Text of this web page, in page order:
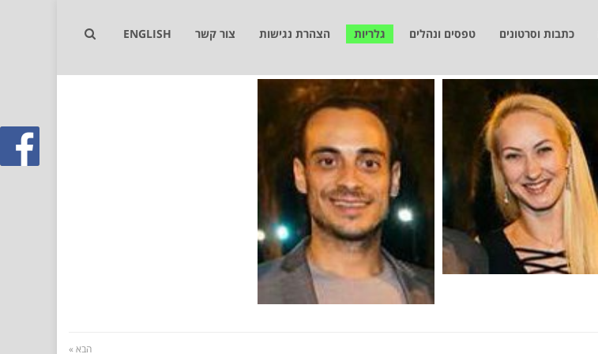
כתבות וסרטונים טפסים ונהלים גלריות הצהרת נגישות צור קשר ENGLISH
הבא »